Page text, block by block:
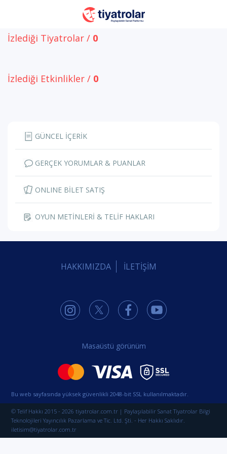
İzlediği Tiyatrolar / 0
İzlediği Etkinlikler / 0
GÜNCEL İÇERİK
GERÇEK YORUMLAR & PUANLAR
ONLINE BİLET SATIŞ
OYUN METİNLERİ & TELİF HAKLARI
HAKKIMIZDA İLETİŞİM
Masaüstü görünüm
Bu web sayfasında yüksek güvenlikli 2048-bit SSL kullanılmaktadır.
© Telif Hakkı 2015 - 2026 tiyatrolar.com.tr | Paylaşılabilir Sanat Tiyatrolar Bilgi
Teknolojileri Yayıncılık Pazarlama ve Tic. Ltd. Şti. - Her Hakkı Saklıdır.
iletisim@tiyatrolar.com.tr